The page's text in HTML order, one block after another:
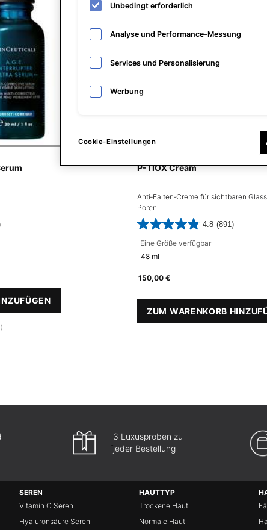
INTERRUPTER ULTRA SERUM
P-TIOX Cream
Anti‑Falten‑Creme für sichtbaren
Poren
4.8 (891)
Eine Größe verfügbar
48 ml
150,00 €
ZUM WARENKORB
P-TIOX
3 Luxusproben zu
jeder Bestellung
SEREN
Vitamin C Seren
Hyaluronsäure Seren
HAUTTYP
Trockene Haut
Normale Haut
Unbedingt erforderlich
Analyse und Performance-Messung
Services und Personalisierung
Werbung
Cookie-Einstellungen